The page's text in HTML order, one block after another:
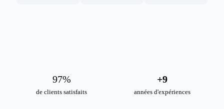
de clients satisfaits
98%
années d'expériences
+10